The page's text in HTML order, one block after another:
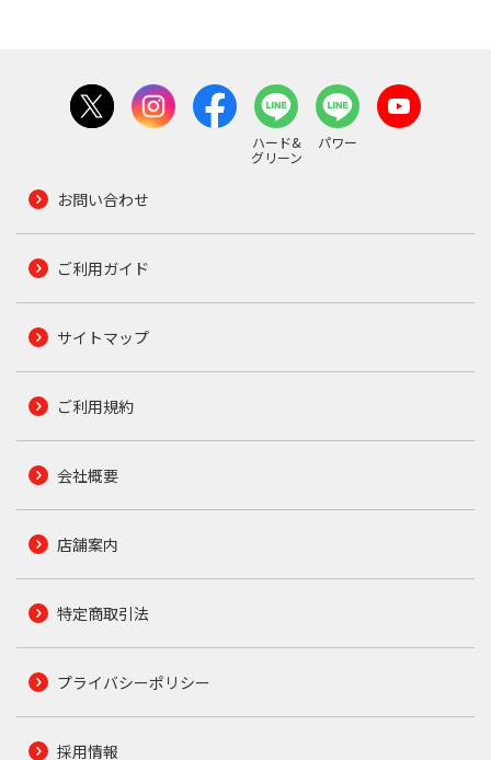
ハード&
グリーン
パワー
お問い合わせ
ご利用ガイド
サイトマップ
ご利用規約
会社概要
店舗案内
特定商取引法
プライバシーポリシー
採用情報